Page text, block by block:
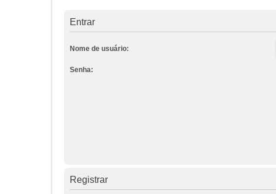
Entrar
Nome de usuário:
Senha:
Registrar